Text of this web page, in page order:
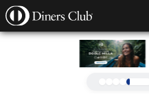
Pasar al contenido principal